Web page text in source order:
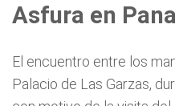
Asfura en
El encuentro entre los
Palacio de Las Garzas,